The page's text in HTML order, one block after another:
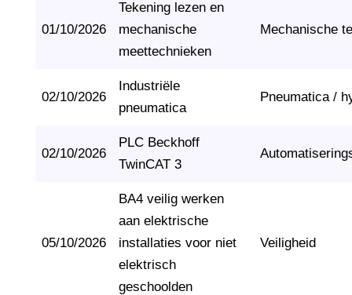
01/10/2026
Tekening lezen en
mechanische
meettechnieken
Mechanische
02/10/2026
Industriële
pneumatica
Pneumatica /
02/10/2026
PLC Beckhoff
TwinCAT 3
05/10/2026
BA4 veilig werken
aan elektrische
installaties voor niet
elektrisch
geschoolden
Veiligheid